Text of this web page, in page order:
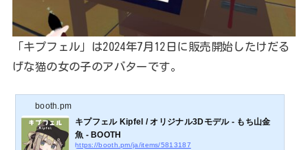
「キプフェル」は2024年7月12日に販売開始したけだる
げな猫の女の子のアバターです。
booth.pm
キプフェル Kipfel / オリジナル3Dモデル - もち山金
魚 - BOOTH
https://booth.pm/ja/items/5813187